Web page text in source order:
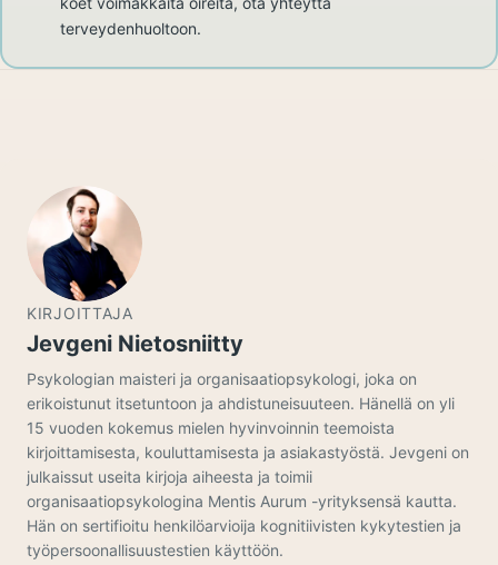
terveydenhuoltoon.
KIRJOITTAJA
Jevgeni Nietosniitty
Psykologian maisteri ja organisaatiopsykologi, joka on
erikoistunut itsetuntoon ja ahdistuneisuuteen. Hänellä on yli
15 vuoden kokemus mielen hyvinvoinnin teemoista
kirjoittamisesta, kouluttamisesta ja asiakastyöstä. Jevgeni on
julkaissut useita kirjoja aiheesta ja toimii
organisaatiopsykologina Mentis Aurum -yrityksensä kautta.
Hän on sertifioitu henkilöarvioija kognitiivisten kykytestien ja
työpersoonallisuustestien käyttöön.